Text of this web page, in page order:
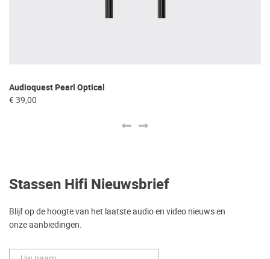
Audioquest Pearl Optical
€ 39,00
Stassen Hifi Nieuwsbrief
Blijf op de hoogte van het laatste audio en video nieuws en
onze aanbiedingen.